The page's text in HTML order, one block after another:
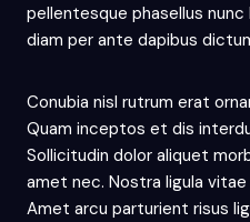
pellentesque phasellus
diam per ante dapibus
Conubia nisl rutrum erat
Quam inceptos et dis
Sollicitudin dolor aliquet
amet nec. Nostra ligula
Amet arcu parturient risus